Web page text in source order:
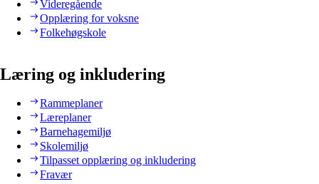
Videregående
Opplæring for voksne
Folkehøgskole
Læring og inkludering
Rammeplaner
Læreplaner
Barnehagemiljø
Skolemiljø
Tilpasset opplæring og inkludering
Fravær